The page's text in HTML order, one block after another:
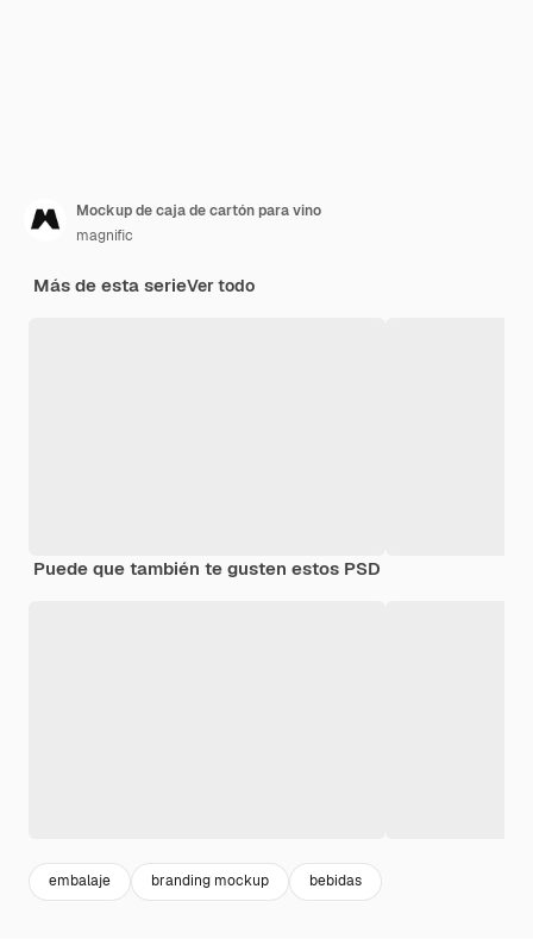
Mockup de caja de cartón para vino
magnific
Más de esta serieVer todo
Puede que también te gusten estos PSD
embalaje branding mockup bebidas